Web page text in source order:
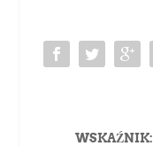
WSKAŹNIK: